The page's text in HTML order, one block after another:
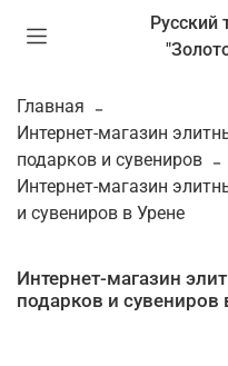
Русский
Главная
Интернет-магазин
подарков и сувениров
Интернет-магазин
и сувениров в Урене
Интернет-магазин
подарков и сувениров